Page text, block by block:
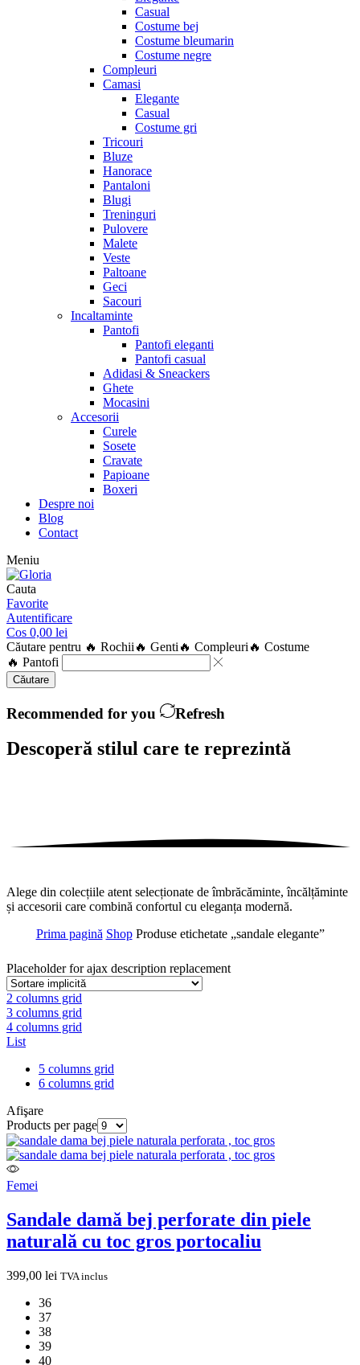
Casual
Costume bej
Costume bleumarin
Costume negre
Compleuri
Camasi
Elegante
Casual
Costume gri
Tricouri
Bluze
Hanorace
Pantaloni
Blugi
Treninguri
Pulovere
Malete
Veste
Paltoane
Geci
Sacouri
Incaltaminte
Pantofi
Pantofi eleganti
Pantofi casual
Adidasi & Sneackers
Ghete
Mocasini
Accesorii
Curele
Sosete
Cravate
Papioane
Boxeri
Despre noi
Blog
Contact
Meniu
Cauta
Favorite
Autentificare
Cos 0,00 lei
Căutare pentru 🔥 Rochii 🔥 Genti 🔥 Compleuri 🔥 Costume
🔥 Pantofi
Căutare
Recommended for you Refresh
Descoperă stilul care te reprezintă
Alege din colecțiile atent selecționate de îmbrăcăminte, încălțăminte
și accesorii care combină confortul cu eleganța modernă.
Prima pagină Shop Produse etichetate „sandale elegante”
Placeholder for ajax description replacement
2 columns grid
3 columns grid
4 columns grid
List
5 columns grid
6 columns grid
Afişare
Products per page
Femei
Sandale damă bej perforate din piele
naturală cu toc gros portocaliu
399,00 lei TVA inclus
36
37
38
39
40